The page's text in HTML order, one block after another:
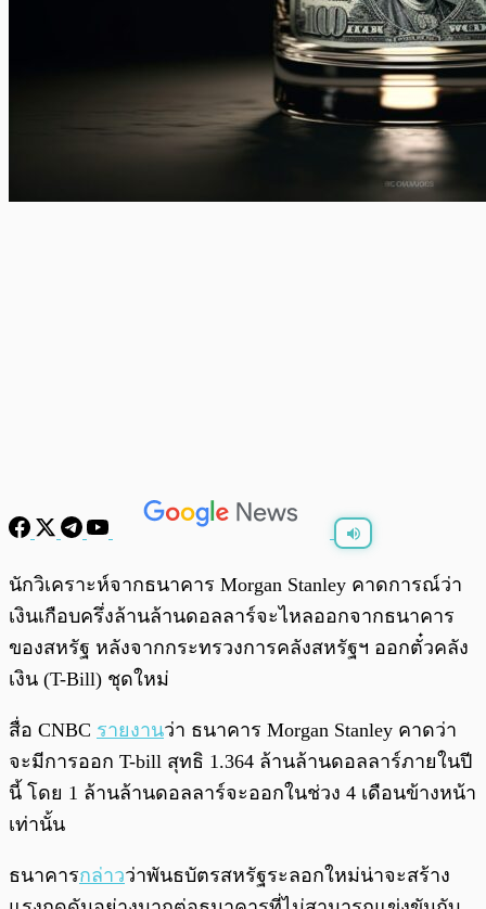
พร้อมเล่น 0:00
นักวิเคราะห์จากธนาคาร Morgan Stanley คาดการณ์ว่า
เงินเกือบครึ่งล้านล้านดอลลาร์จะไหลออกจากธนาคาร
ของสหรัฐ หลังจากกระทรวงการคลังสหรัฐฯ ออกตั๋วคลัง
เงิน (T-Bill) ชุดใหม่
สื่อ CNBC รายงานว่า ธนาคาร Morgan Stanley คาดว่า
จะมีการออก T-bill สุทธิ 1.364 ล้านล้านดอลลาร์ภายในปี
นี้ โดย 1 ล้านล้านดอลลาร์จะออกในช่วง 4 เดือนข้างหน้า
เท่านั้น
ธนาคารกล่าวว่าพันธบัตรสหรัฐระลอกใหม่น่าจะสร้าง